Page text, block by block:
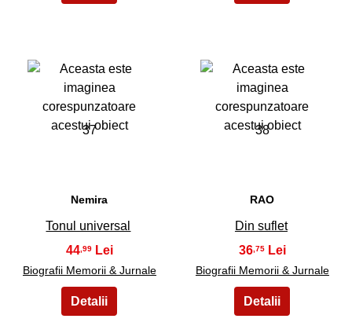
37
Nemira
Tonul universal
44 ,99
Biografii Memorii & Jurnale
38
RAO
Din suflet
36,75
Biografii Memorii & Jurnale